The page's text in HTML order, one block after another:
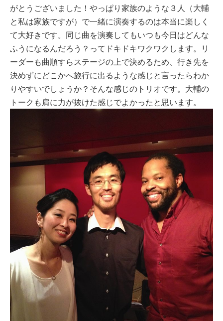
がとうございました！やっぱり家族のような３人（大輔
と私は家族ですが）で一緒に演奏するのは本当に楽しく
て大好きです。同じ曲を演奏してもいつも今日はどんな
ふうになるんだろう？ってドキドキワクワクします。リ
ーダーも曲順すらステージの上で決めるため、行き先を
決めずにどこかへ旅行に出るような感じと言ったらわか
りやすいでしょうか？そんな感じのトリオです。大輔の
トークも肩に力が抜けた感じでよかったと思います。